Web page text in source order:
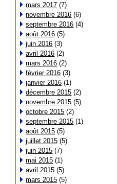
mars 2017 (7)
novembre 2016 (6)
septembre 2016 (4)
août 2016 (5)
juin 2016 (3)
avril 2016 (2)
mars 2016 (2)
février 2016 (3)
janvier 2016 (1)
décembre 2015 (2)
novembre 2015 (5)
octobre 2015 (2)
septembre 2015 (1)
août 2015 (5)
juillet 2015 (5)
juin 2015 (7)
mai 2015 (1)
avril 2015 (5)
mars 2015 (5)